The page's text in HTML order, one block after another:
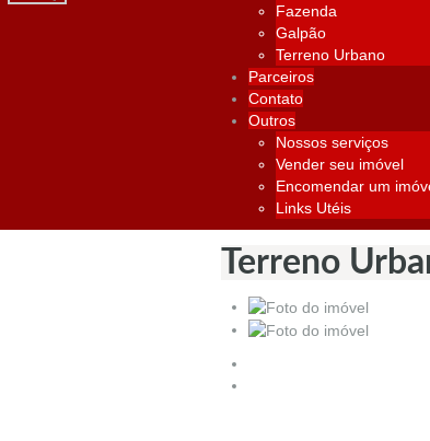
Fazenda
Galpão
Terreno Urbano
Parceiros
Contato
Outros
Nossos serviços
Vender seu imóvel
Encomendar um
Links Utéis
Terreno